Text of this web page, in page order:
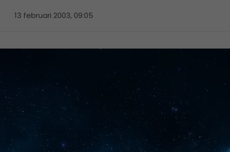
13 februari 2003, 09:05